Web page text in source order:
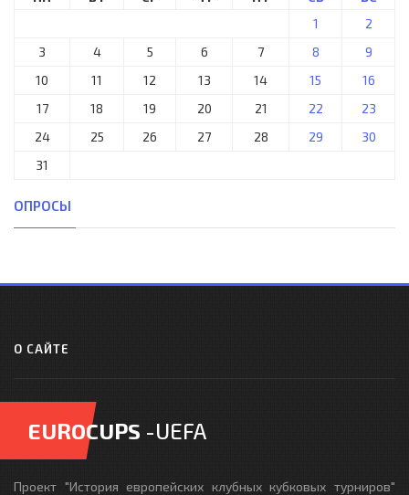
1
2
3
4 5 6 7 8
9
10
11 12 13 14 15
16
17
18 19 20 21 22
23
24
25 26 27 28 29
30
31
ОПРОСЫ
О САЙТЕ
EUROCUPS -UEFA
Проект "История европейских клубных кубковых турниров"